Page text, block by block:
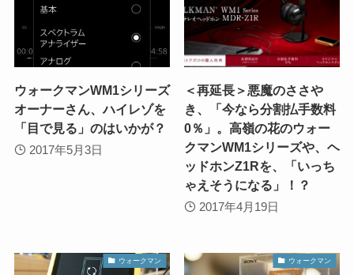
ウォークマンWM1シリーズ
オーナーさん、ハイレゾを
「目で見る」のはいかが？
2017年5月3日
＜再延長＞悪魔のささや
き、「今なら分割払手数料
0％」。高嶺の花のウォー
クマンWM1シリーズや、ヘ
ッドホンZ1Rを、「いっち
ゃえそうになる」！？
2017年4月19日
ウォークマン ウォークマン